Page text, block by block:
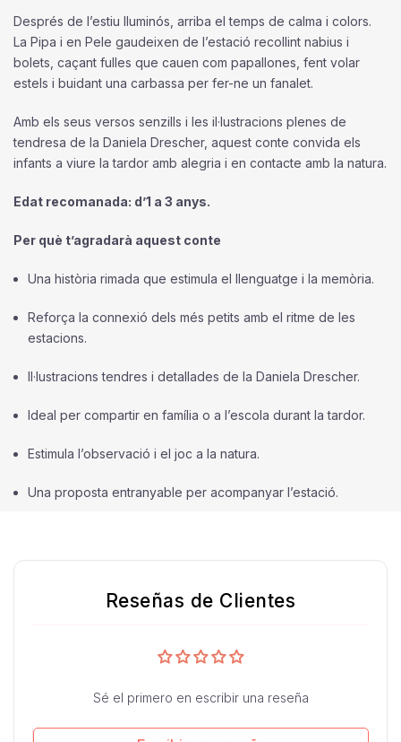
Després de l’estiu lluminós, arriba el temps de calma i colors.
La Pipa i en Pele gaudeixen de l’estació recollint nabius i
bolets, caçant fulles que cauen com papallones, fent volar
estels i buidant una carbassa per fer-ne un fanalet.
Amb els seus versos senzills i les il·lustracions plenes de
tendresa de la Daniela Drescher, aquest conte convida els
infants a viure la tardor amb alegria i en contacte amb la natura.
Edat recomanada: d’1 a 3 anys.
Per què t’agradarà aquest conte
Una història rimada que estimula el llenguatge i la memòria.
Reforça la connexió dels més petits amb el ritme de les
estacions.
Il·lustracions tendres i detallades de la Daniela Drescher.
Ideal per compartir en família o a l’escola durant la tardor.
Estimula l’observació i el joc a la natura.
Una proposta entranyable per acompanyar l’estació.
Reseñas de Clientes
Sé el primero en escribir una reseña